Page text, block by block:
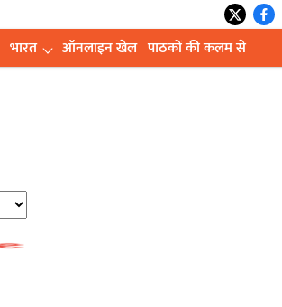
भारत ऑनलाइन खेल पाठकों की कलम से